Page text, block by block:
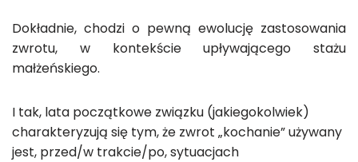
Dokładnie, chodzi o pewną ewolucję zastosowania
zwrotu, w kontekście upływającego stażu
małżeńskiego.
I tak, lata początkowe związku (jakiegokolwiek)
charakteryzują się tym, że zwrot „kochanie” używany
jest, przed/w trakcie/po, sytuacjach